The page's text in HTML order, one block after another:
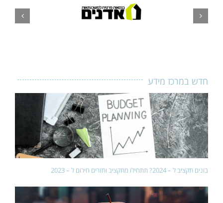
חדש במרכז מידע
בונים תקציב ל – 2024? תתחילו מתקציב ותזרים חירום ל – 2023